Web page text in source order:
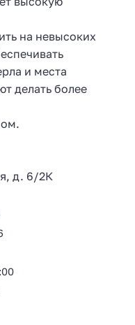
на невысоких
и места
делать более
д. 6/2К